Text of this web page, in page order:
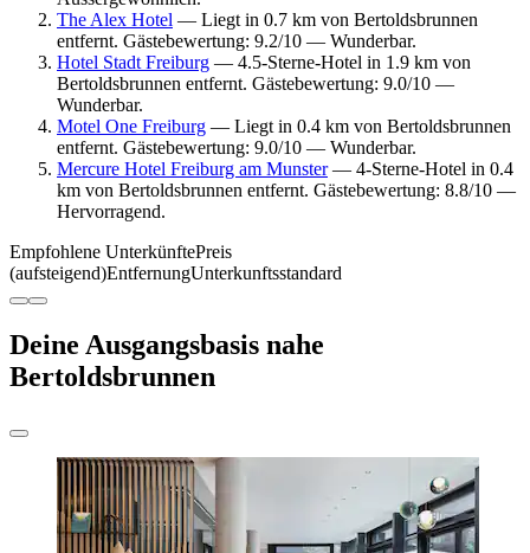
The Alex Hotel — Liegt in 0.7 km von Bertoldsbrunnen
entfernt. Gästebewertung: 9.2/10 — Wunderbar.
Hotel Stadt Freiburg — 4.5-Sterne-Hotel in 1.9 km von
Bertoldsbrunnen entfernt. Gästebewertung: 9.0/10 —
Wunderbar.
Motel One Freiburg — Liegt in 0.4 km von Bertoldsbrunnen
entfernt. Gästebewertung: 9.0/10 — Wunderbar.
Mercure Hotel Freiburg am Munster— 4-Sterne-Hotel in 0.4
km von Bertoldsbrunnen entfernt. Gästebewertung: 8.8/10 —
Hervorragend.
Empfohlene UnterkünftePreis
(aufsteigend)EntfernungUnterkunftsstandard
Deine Ausgangsbasis nahe
Bertoldsbrunnen